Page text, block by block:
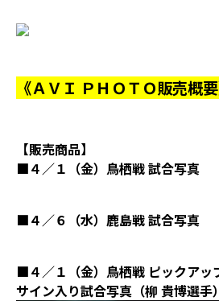
《ＡＶＩ ＰＨＯＴＯ販売概要
【販売商品】
■４／１（金）鳥栖戦 試合写真
■４／６（水）鹿島戦 試合写真
■４／１（金）鳥栖戦 ピックアッ
サイン入り試合写真（柳 貴博選手）